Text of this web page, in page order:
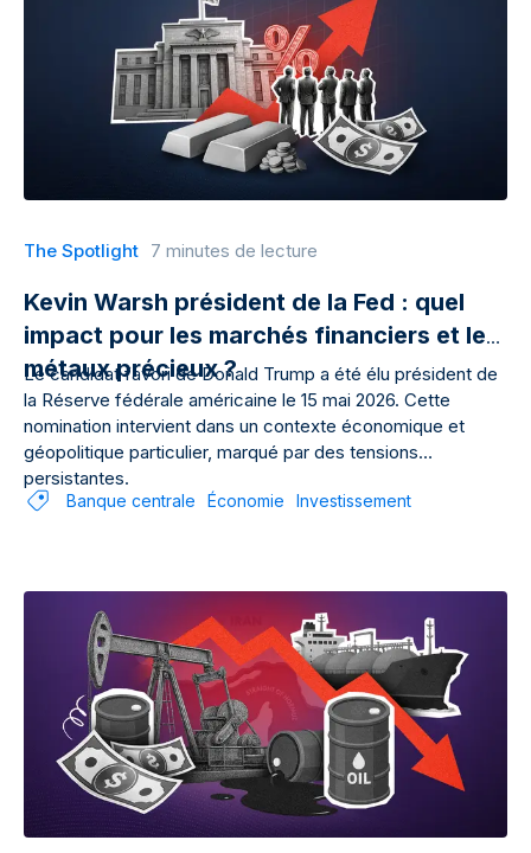
The Spotlight 7 minutes de lecture
Kevin Warsh président de la Fed : quel
impact pour les marchés financiers et les
métaux précieux ?
Le candidat favori de Donald Trump a été élu président de
la Réserve fédérale américaine le 15 mai 2026. Cette
nomination intervient dans un contexte économique et
géopolitique particulier, marqué par des tensions
persistantes.
Banque centrale Économie Investissement